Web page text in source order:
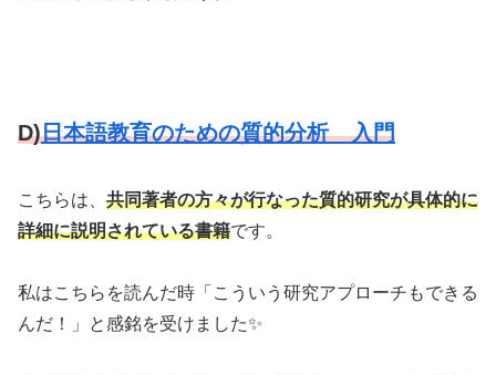
D)日本語教育のための質的分析 入門
こちらは、 共同著者の方々が行なった質的研究が具体的に
詳細に説明されている書籍です。
私はこちらを読んだ時「こういう研究アプローチもできる
んだ！」と感銘を受けました✨